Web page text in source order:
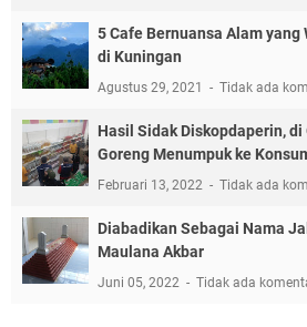
5 Cafe Bernuansa Alam yang
di Kuningan
Agustus 29, 2021 Tidak ada
Hasil Sidak Diskopdaperin,
Goreng Menumpuk ke
Februari 13, 2022 Tidak ada
Diabadikan Sebagai Nama
Maulana Akbar
Juni 05, 2022 Tidak ada